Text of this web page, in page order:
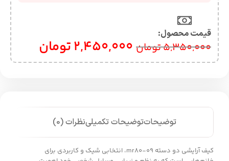
قیمت محصول:​
5,350,000تومان 2,450,000تومان
توضیحاتتوضیحات تکمیلینظرات (0)
کیف آرایشی دو دسته mr80-09، انتخابی شیک و کاربردی برای